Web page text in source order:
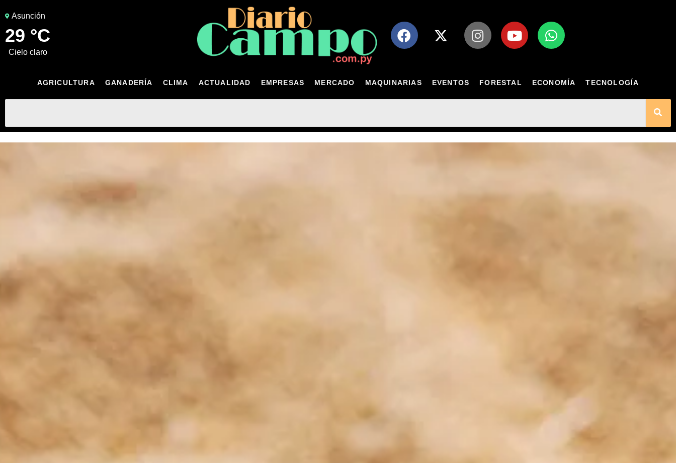
Asunción
29 °C
cielo claro
AGRICULTURA GANADERÍA CLIMA ACTUALIDAD EMPRESAS MERCADO MAQUINARIAS EVENTOS FORESTAL ECONOMÍA TECNOLOGÍA